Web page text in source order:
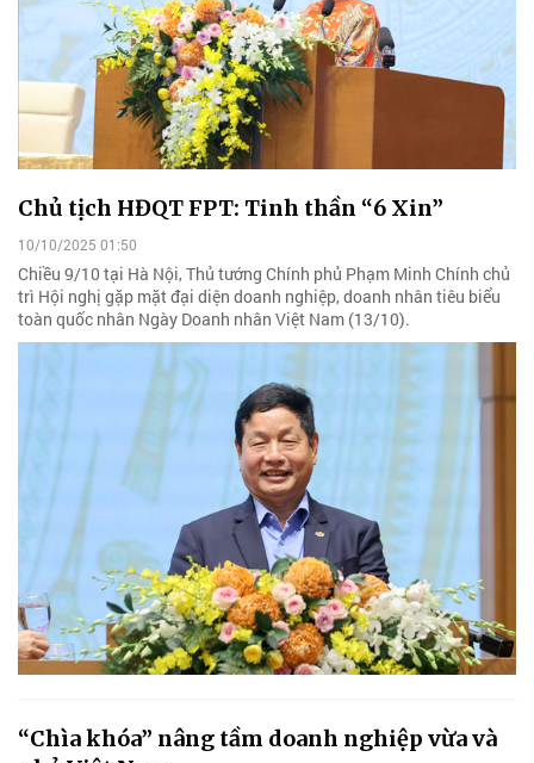
Chủ tịch HĐQT FPT: Tinh thần “6 Xin”
10/10/2025 01:50
Chiều 9/10 tại Hà Nội, Thủ tướng Chính phủ Phạm Minh Chính chủ
trì Hội nghị gặp mặt đại diện doanh nghiệp, doanh nhân tiêu biểu
toàn quốc nhân Ngày Doanh nhân Việt Nam (13/10).
“Chìa khóa” nâng tầm doanh nghiệp vừa và